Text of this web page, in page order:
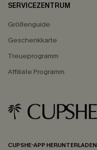
SERVICEZENTRUM
Größenguide
Geschenkkarte
Treueprogramm
Affiliate Programm
CUPSHE-APP HERUNTERLADEN